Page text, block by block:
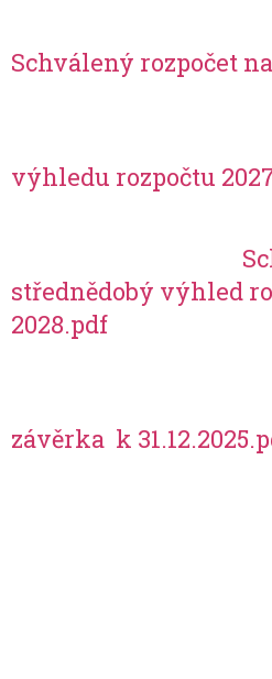
Schválený rozpočet
Návrh
výhledu rozpočtu
střednědobý výhled
2028.pdf
závěrka k